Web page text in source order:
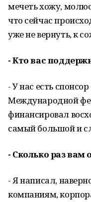
мечеть хожу,
что сейчас
уже не вернуть, к
- Кто вас
- У нас есть
Международной
финансировал
самый большой и
- Сколько раз вам
- Я написал,
компаниям,